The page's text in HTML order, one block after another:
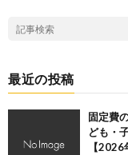
最近の投稿
固定費
ども・
【2026